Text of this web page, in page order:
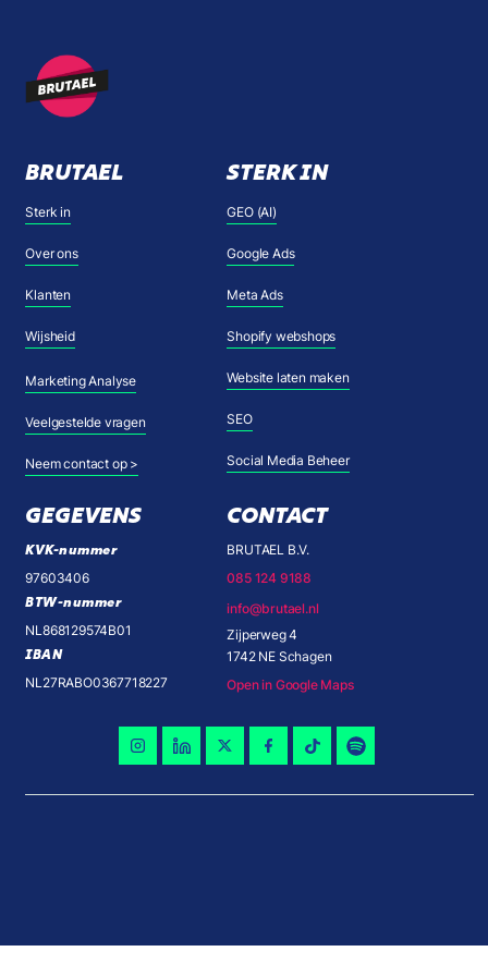
BRUTAEL
Sterk in
Over ons
Klanten
Wijsheid
Marketing Analyse
Veelgestelde vragen
Neem contact op >
STERK IN
GEO (AI)
Google Ads
Meta Ads
Shopify webshops
Website laten maken
SEO
Social Media Beheer
GEGEVENS
KVK-nummer
97603406
BTW-nummer
NL868129574B01
IBAN
NL27RABO0367718227
CONTACT
BRUTAEL B.V.
085 124 9188
info@brutael.nl
Zijperweg 4
1742 NE Schagen
Open in Google Maps